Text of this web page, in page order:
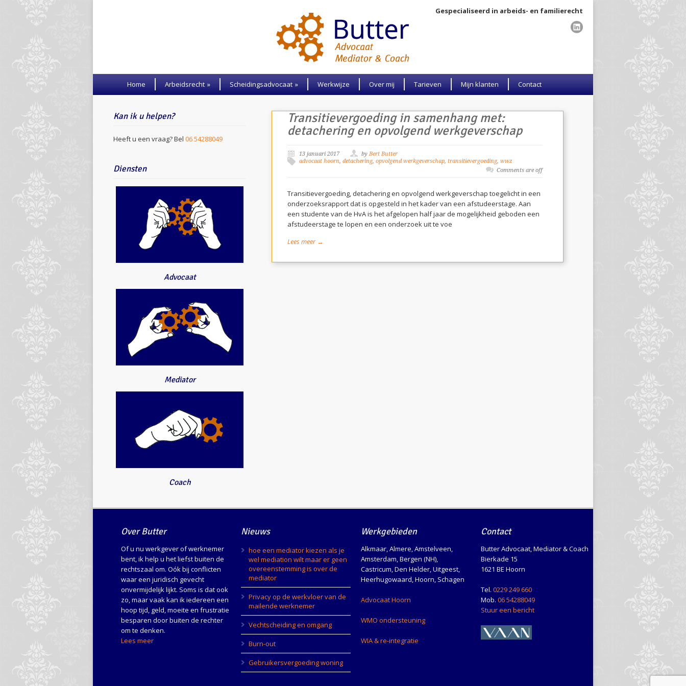
Gespecialiseerd in arbeids- en familierecht
Home Arbeidsrecht » Scheidingsadvocaat » Werkwijze Over mij Tarieven Mijn klanten Contact
Transitievergoeding in samenhang met:
detachering en opvolgend werkgeverschap
13 januari 2017 by Bert Butter
advocaat hoorn, detachering, opvolgend werkgeverschap, transitievergoeding, wwz
Comments are off
Transitievergoeding, detachering en opvolgend werkgeverschap toegelicht in een
onderzoeksrapport dat is opgesteld in het kader van een afstudeerstage. Aan
een studente van de HvA is het afgelopen half jaar de mogelijkheid geboden een
afstudeerstage te lopen en een onderzoek uit te voe
Lees meer →
Kan ik u helpen?
Heeft u een vraag? Bel 06 54288049
Diensten
Advocaat
Mediator
Coach
Over Butter
Of u nu werkgever of werknemer
bent, ik help u het liefst buiten de
rechtszaal om. Oók bij conflicten
waar een juridisch gevecht
onvermijdelijk lijkt. Soms is dat ook
zo, maar vaak kan ik iedereen een
hoop tijd, geld, moeite en frustratie
besparen door buiten de rechter
om te denken.
Lees meer
Nieuws
hoe een mediator kiezen als je
wel mediation wilt maar er geen
overeenstemming is over de
mediator
Privacy op de werkvloer van de
mailende werknemer
Vechtscheiding en omgang
Burn-out
Gebruikersvergoeding woning
Werkgebieden
Alkmaar, Almere, Amstelveen,
Amsterdam, Bergen (NH),
Castricum, Den Helder, Uitgeest,
Heerhugowaard, Hoorn, Schagen
Advocaat Hoorn
WMO ondersteuning
WIA & re-integratie
Contact
Butter Advocaat, Mediator & Coach
Bierkade 15
1621 BE Hoorn
Tel. 0229 249 660
Mob. 06 54288049
Stuur een bericht